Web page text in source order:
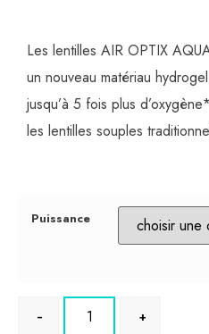
Les lentilles AIR OPTIX
un nouveau matériau
jusqu’à 5 fois plus
les lentilles souples
Puissance